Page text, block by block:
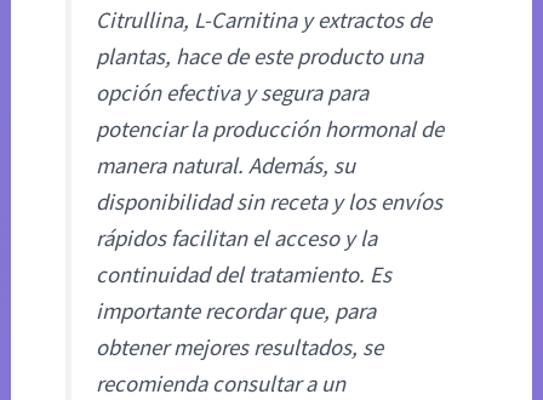
Citrullina, L-Carnitina y extractos de
plantas, hace de este producto una
opción efectiva y segura para
potenciar la producción hormonal de
manera natural. Además, su
disponibilidad sin receta y los envíos
rápidos facilitan el acceso y la
continuidad del tratamiento. Es
importante recordar que, para
obtener mejores resultados, se
recomienda consultar a un